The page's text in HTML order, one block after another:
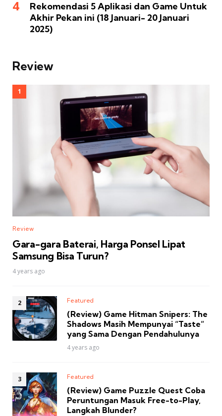
Rekomendasi 5 Aplikasi dan Game Untuk
Akhir Pekan ini (18 Januari- 20 Januari
2025)
Review
Review
Gara-gara Baterai, Harga Ponsel Lipat
Samsung Bisa Turun?
4 years ago
Featured
(Review) Game Hitman Snipers: The
Shadows Masih Mempunyai “Taste”
yang Sama Dengan Pendahulunya
4 years ago
Featured
(Review) Game Puzzle Quest Coba
Peruntungan Masuk Free-to-Play,
Langkah Blunder?